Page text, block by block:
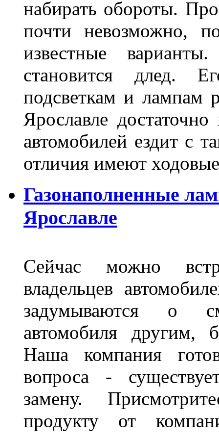
набирать обороты.
почти невозможно,
известные
становится длед.
подсветкам и лампам
Ярославле
автомобилей ездит с
отличия имеют
Газонаполненные
Ярославле
Сейчас можно
владельцев
задумываются о
автомобиля другим,
Наша компания
вопроса -
замену.
продукту от